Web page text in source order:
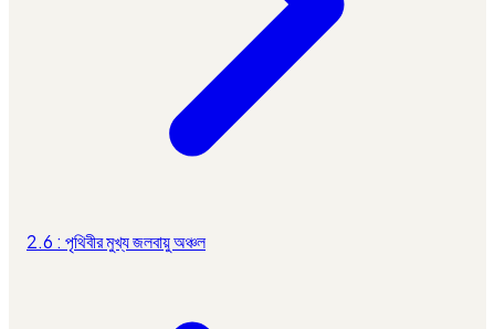
2.6 : পৃথিবীর মুখ্য জলবায়ু অঞ্চল